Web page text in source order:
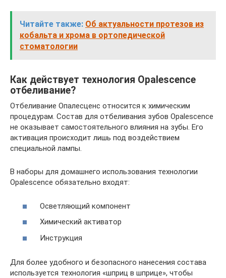
Читайте также: Об актуальности протезов из
кобальта и хрома в ортопедической
стоматологии
Как действует технология Opalescence
отбеливание?
Отбеливание Опалесценс относится к химическим
процедурам. Состав для отбеливания зубов Opalescence
не оказывает самостоятельного влияния на зубы. Его
активация происходит лишь под воздействием
специальной лампы.
В наборы для домашнего использования технологии
Opalescence обязательно входят:
Осветляющий компонент
Химический активатор
Инструкция
Для более удобного и безопасного нанесения состава
используется технология «шприц в шприце», чтобы